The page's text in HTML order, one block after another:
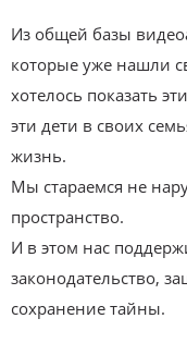
Из общей базы
которые уже нашли
хотелось показать
эти дети в своих
жизнь.
Мы стараемся не
пространство.
И в этом нас
законодательство,
сохранение тайны.